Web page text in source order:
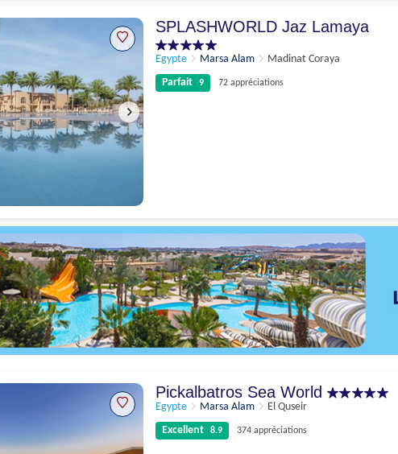
125 appréciations
72 appréciations
9
SPLASHWORLD Jaz Lamaya
Egypte Marsa Alam
Madinat Coraya
Parfait
9 72 appréciations
Pickalbatros Sea World
Egypte Marsa Alam
El Quseir
Excellent
8.9 374 appréciations